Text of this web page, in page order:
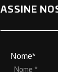
ASSINE
Nome*